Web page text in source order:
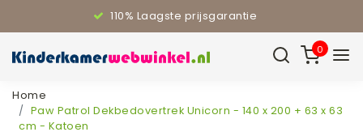
110% Laagste prijsgarantie
0
Home
Paw Patrol Dekbedovertrek Unicorn - 140 x 200 + 63 x 63
cm - Katoen